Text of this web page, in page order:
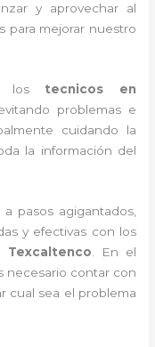
y aprovechar al
para mejorar nuestro
los tecnicos en
problemas e
cuidando la
la información del
pasos agigantados,
y efectivas con los
Texcaltenco . En el
necesario contar con
cual sea el problema